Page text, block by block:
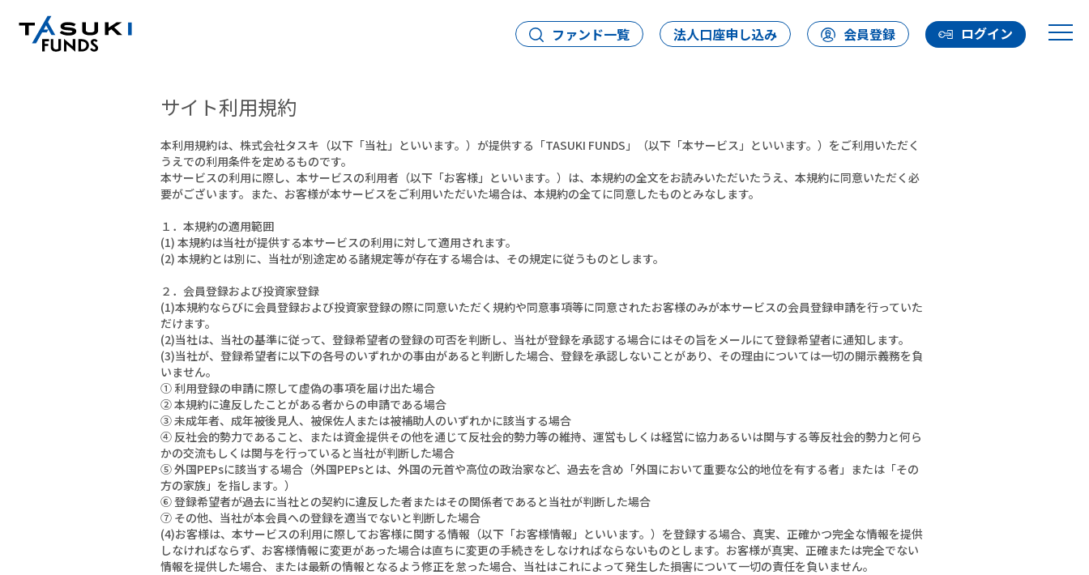
ファンド一覧 法人口座申し込み 会員登録 ログイン
サイト利用規約
本利用規約は、株式会社タスキ（以下「当社」といいます。）が提供する「TASUKI FUNDS」（以下「本サービス」といいます。）をご利用いただく
うえでの利用条件を定めるものです。
本サービスの利用に際し、本サービスの利用者（以下「お客様」といいます。）は、本規約の全文をお読みいただいたうえ、本規約に同意いただく必
要がございます。また、お客様が本サービスをご利用いただいた場合は、本規約の全てに同意したものとみなします。
１．本規約の適用範囲
(1) 本規約は当社が提供する本サービスの利用に対して適用されます。
(2) 本規約とは別に、当社が別途定める諸規定等が存在する場合は、その規定に従うものとします。
２．会員登録および投資家登録
(1)本規約ならびに会員登録および投資家登録の際に同意いただく規約や同意事項等に同意されたお客様のみが本サービスの会員登録申請を行っていた
だけます。
(2)当社は、当社の基準に従って、登録希望者の登録の可否を判断し、当社が登録を承認する場合にはその旨をメールにて登録希望者に通知します。
(3)当社が、登録希望者に以下の各号のいずれかの事由があると判断した場合、登録を承認しないことがあり、その理由については一切の開示義務を負
いません。
① 利用登録の申請に際して虚偽の事項を届け出た場合
② 本規約に違反したことがある者からの申請である場合
③ 未成年者、成年被後見人、被保佐人または被補助人のいずれかに該当する場合
④ 反社会的勢力であること、または資金提供その他を通じて反社会的勢力等の維持、運営もしくは経営に協力あるいは関与する等反社会的勢力と何ら
かの交流もしくは関与を行っていると当社が判断した場合
⑤ 外国PEPsに該当する場合（外国PEPsとは、外国の元首や高位の政治家など、過去を含め「外国において重要な公的地位を有する者」または「その
方の家族」を指します。）
⑥ 登録希望者が過去に当社との契約に違反した者またはその関係者であると当社が判断した場合
⑦ その他、当社が本会員への登録を適当でないと判断した場合
(4)お客様は、本サービスの利用に際してお客様に関する情報（以下「お客様情報」といいます。）を登録する場合、真実、正確かつ完全な情報を提供
しなければならず、お客様情報に変更があった場合は直ちに変更の手続きをしなければならないものとします。お客様が真実、正確または完全でない
情報を提供した場合、または最新の情報となるよう修正を怠った場合、当社はこれによって発生した損害について一切の責任を負いません。